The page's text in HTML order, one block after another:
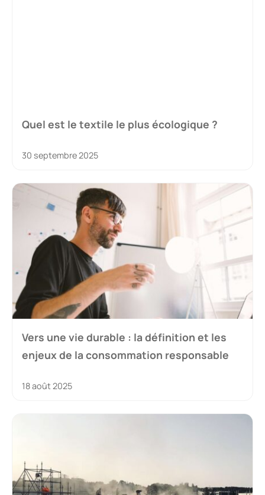
Quel est le textile le plus écologique ?
30 septembre 2025
Vers une vie durable : la définition et les
enjeux de la consommation responsable
18 août 2025